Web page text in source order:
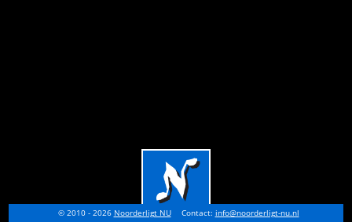
© 2010 - 2026 Noorderligt NU Contact: info@noorderligt-nu.nl